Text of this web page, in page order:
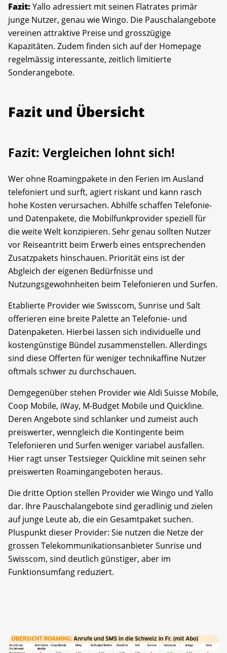
Fazit: Yallo adressiert mit seinen Flatrates primär
junge Nutzer, genau wie Wingo. Die Pauschalangebote
vereinen attraktive Preise und grosszügige
Kapazitäten. Zudem finden sich auf der Homepage
regelmässig interessante, zeitlich limitierte
Sonderangebote.
Fazit und Übersicht
Fazit: Vergleichen lohnt sich!
Wer ohne Roamingpakete in den Ferien im Ausland
telefoniert und surft, agiert riskant und kann rasch
hohe Kosten verursachen. Abhilfe schaffen Telefonie-
und Datenpakete, die Mobilfunkprovider speziell für
die weite Welt konzipieren. Sehr genau sollten Nutzer
vor Reiseantritt beim Erwerb eines entsprechenden
Zusatzpakets hinschauen. Priorität eins ist der
Abgleich der eigenen Bedürfnisse und
Nutzungsgewohnheiten beim Telefonieren und Surfen.
Etablierte Provider wie Swisscom, Sunrise und Salt
offerieren eine breite Palette an Telefonie- und
Datenpaketen. Hierbei lassen sich individuelle und
kostengünstige Bündel zusammenstellen. Allerdings
sind diese Offerten für weniger technikaffine Nutzer
oftmals schwer zu durchschauen.
Demgegenüber stehen Provider wie Aldi Suisse Mobile,
Coop Mobile, iWay, M-Budget Mobile und Quickline.
Deren Angebote sind schlanker und zumeist auch
preiswerter, wenngleich die Kontingente beim
Telefonieren und Surfen weniger variabel ausfallen.
Hier ragt unser Testsieger Quickline mit seinen sehr
preiswerten Roamingangeboten heraus.
Die dritte Option stellen Provider wie Wingo und Yallo
dar. Ihre Pauschalangebote sind geradlinig und zielen
auf junge Leute ab, die ein Gesamtpaket suchen.
Pluspunkt dieser Provider: Sie nutzen die Netze der
grossen Telekommunikationsanbieter Sunrise und
Swisscom, sind deutlich günstiger, aber im
Funktionsumfang reduziert.